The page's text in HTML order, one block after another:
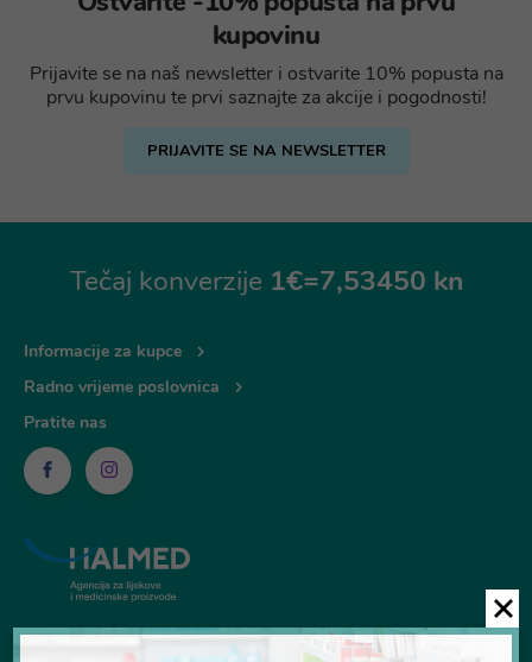
kupovinu
Prijavite se na naš newsletter i ostvarite 10% popusta na
prvu kupovinu te prvi saznajte za akcije i pogodnosti!
PRIJAVITE SE NA NEWSLETTER
Tečaj konverzije 1€=7,53450 kn
Informacije za kupce
Radno vrijeme poslovnica
Pratite nas